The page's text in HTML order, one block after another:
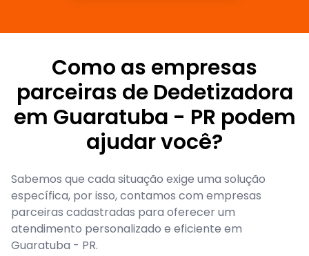
Como as empresas
parceiras de Dedetizadora
em Guaratuba - PR podem
ajudar você?
Sabemos que cada situação exige uma solução
específica, por isso, contamos com empresas
parceiras cadastradas para oferecer um
atendimento personalizado e eficiente em
Guaratuba - PR.